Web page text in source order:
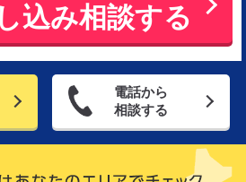
込み相談する
電話から
相談する